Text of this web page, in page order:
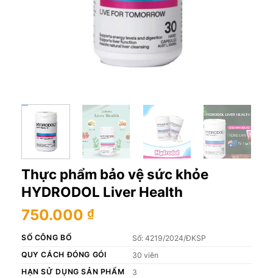
Thực phẩm bảo vệ sức khỏe
HYDRODOL Liver Health
750.000 ₫
SỐ CÔNG BỐ
Số: 4219/2024/ĐKSP
QUY CÁCH ĐÓNG GÓI
30 viên
HẠN SỬ DỤNG SẢN PHẨM
3